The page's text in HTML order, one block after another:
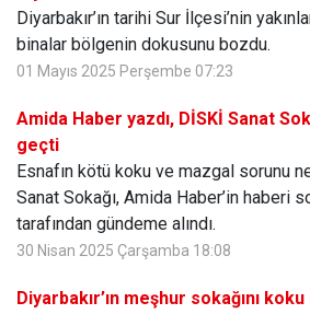
Diyarbakır’ın tarihi Sur İlçesi’nin
binalar bölgenin dokusunu bozdu.
01 Mayıs 2025 Perşembe 07:23
Amida Haber yazdı, DİSKİ Sanat
geçti
Esnafın kötü koku ve mazgal sorunu
Sanat Sokağı, Amida Haber’in haberi
tarafından gündeme alındı.
30 Nisan 2025 Çarşamba 18:08
Diyarbakır’ın meşhur sokağını